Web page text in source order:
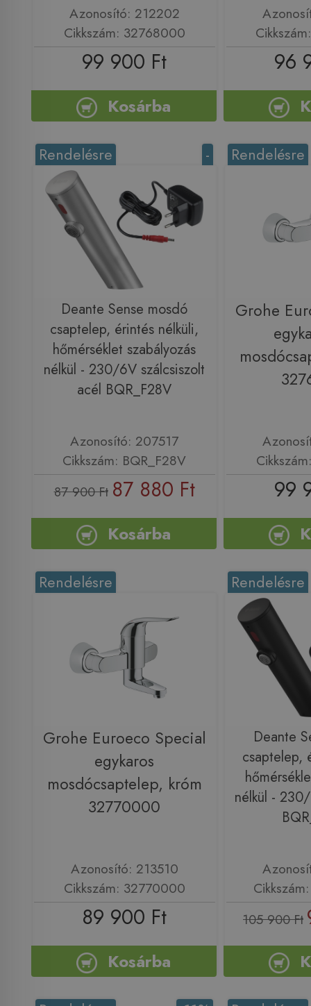
Azonosító: 212202
Cikkszám: 32768000
99 900 Ft
Kosárba
96
-
Rendelésre
Deante Sense mosdó
csaptelep, érintés nélküli,
hőmérséklet szabályozás
nélkül - 230/6V szálcsiszolt
acél BQR_F28V
Azonosító: 207517
Cikkszám: BQR_F28V
87 900 Ft 87 880 Ft
Kosárba
Rendelésre
Grohe
99
Rendelésre
Grohe Euroeco Special
egykaros
mosdócsaptelep, króm
32770000
Azonosító: 213510
Cikkszám: 32770000
89 900 Ft
Kosárba
Rendelésre
Deante
csaptelep,
nélkül -
105 900 Ft